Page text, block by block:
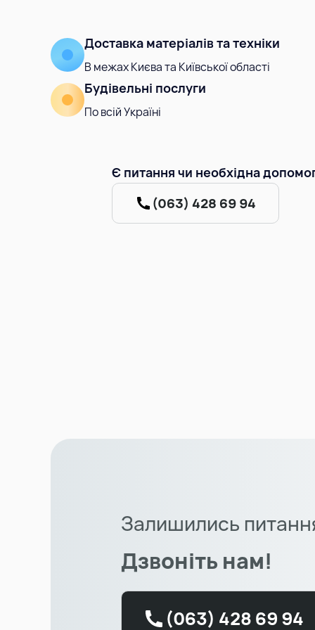
Доставка матеріалів та техніки
В межах Києва та Київської області
Будівельні послуги
По всій Україні
Є питання чи необхідна
(063) 428 69 94
Залишились
Дзвоніть нам!
(063) 428 69 94